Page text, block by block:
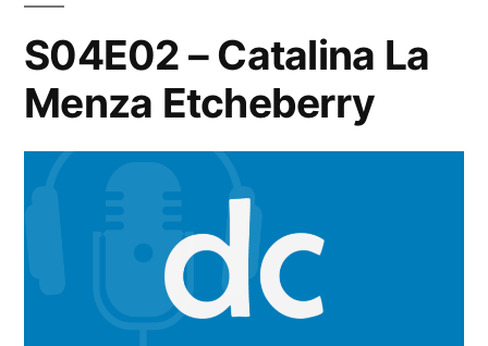
S04E02 – Catalina La
Menza Etcheberry